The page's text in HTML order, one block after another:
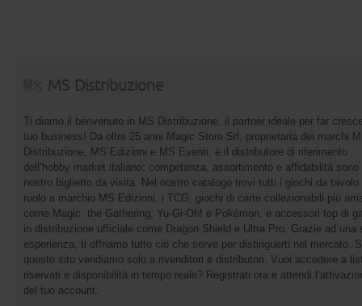
MS Distribuzione
Ti diamo il benvenuto in MS Distribuzione, il partner ideale per far
tuo business! Da oltre 25 anni Magic Store Srl, proprietaria dei marchi
Distribuzione, MS Edizioni e MS Eventi, è il distributore di riferimento
dell’hobby market italiano: competenza, assortimento e affidabilità sono
nostro biglietto da visita. Nel nostro catalogo trovi tutti i giochi da tavolo
ruolo a marchio MS Edizioni, i TCG, giochi di carte collezionabili più
come Magic: the Gathering, Yu-Gi-Oh! e Pokémon, e accessori top di
in distribuzione ufficiale come Dragon Shield e Ultra Pro. Grazie ad una
esperienza, ti offriamo tutto ciò che serve per distinguerti nel mercato.
questo sito vendiamo solo a rivenditori e distributori. Vuoi accedere a
riservati e disponibilità in tempo reale? Registrati ora e attendi
del tuo account.